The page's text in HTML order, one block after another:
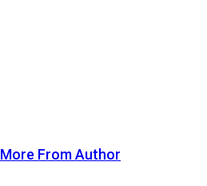
More From Author